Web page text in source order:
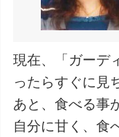
現在、「ガーデ
ったらすぐに見
あと、食べる事
自分に甘く、食